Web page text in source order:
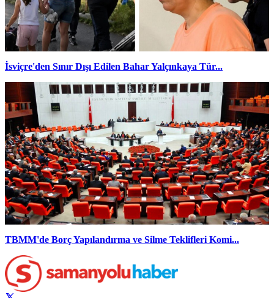
İsviçre'den Sınır Dışı Edilen Bahar Yalçınkaya Tür...
TBMM'de Borç Yapılandırma ve Silme Teklifleri Komi...